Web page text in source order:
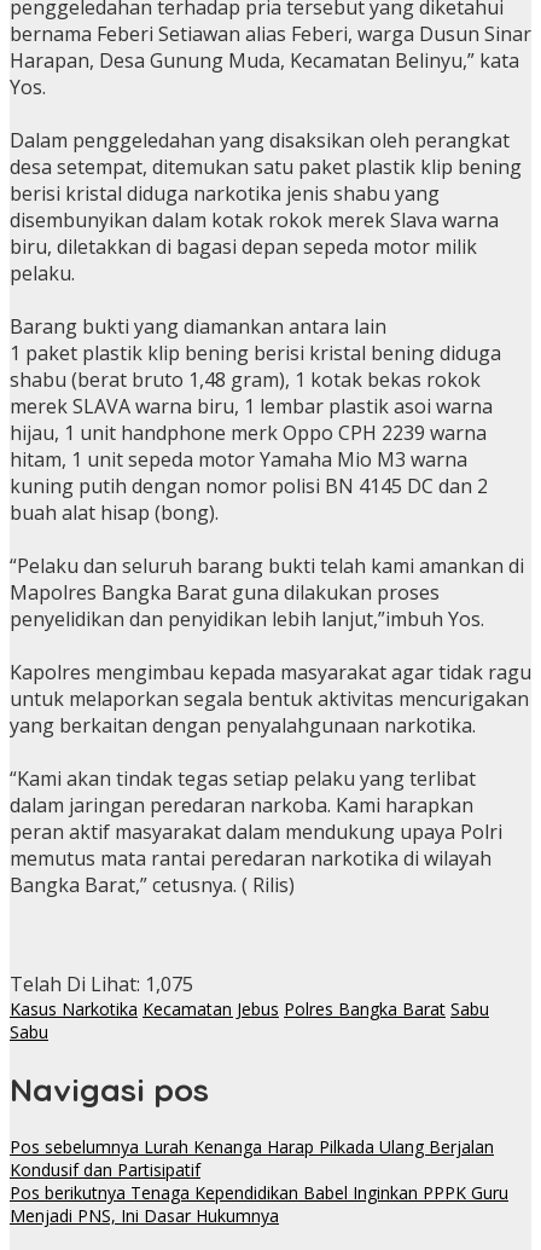
penggeledahan terhadap pria tersebut yang diketahui
bernama Feberi Setiawan alias Feberi, warga Dusun Sinar
Harapan, Desa Gunung Muda, Kecamatan Belinyu,” kata
Yos.
Dalam penggeledahan yang disaksikan oleh perangkat
desa setempat, ditemukan satu paket plastik klip bening
berisi kristal diduga narkotika jenis shabu yang
disembunyikan dalam kotak rokok merek Slava warna
biru, diletakkan di bagasi depan sepeda motor milik
pelaku.
Barang bukti yang diamankan antara lain
1 paket plastik klip bening berisi kristal bening diduga
shabu (berat bruto 1,48 gram), 1 kotak bekas rokok
merek SLAVA warna biru, 1 lembar plastik asoi warna
hijau, 1 unit handphone merk Oppo CPH 2239 warna
hitam, 1 unit sepeda motor Yamaha Mio M3 warna
kuning putih dengan nomor polisi BN 4145 DC dan 2
buah alat hisap (bong).
“Pelaku dan seluruh barang bukti telah kami amankan di
Mapolres Bangka Barat guna dilakukan proses
penyelidikan dan penyidikan lebih lanjut,”imbuh Yos.
Kapolres mengimbau kepada masyarakat agar tidak ragu
untuk melaporkan segala bentuk aktivitas mencurigakan
yang berkaitan dengan penyalahgunaan narkotika.
“Kami akan tindak tegas setiap pelaku yang terlibat
dalam jaringan peredaran narkoba. Kami harapkan
peran aktif masyarakat dalam mendukung upaya Polri
memutus mata rantai peredaran narkotika di wilayah
Bangka Barat,” cetusnya. ( Rilis)
Telah Di Lihat: 1,075
Kasus Narkotika Kecamatan Jebus Polres Bangka Barat Sabu
Sabu
Navigasi pos
Pos sebelumnya Lurah Kenanga Harap Pilkada Ulang Berjalan
Kondusif dan Partisipatif
Pos berikutnya Tenaga Kependidikan Babel Inginkan PPPK Guru
Menjadi PNS, Ini Dasar Hukumnya